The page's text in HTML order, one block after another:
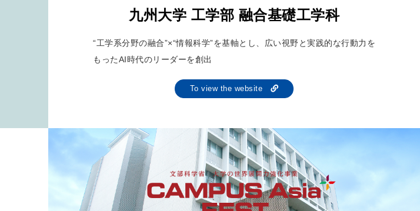
九州大学 工学部 融合基礎工学科
“工学系分野の融合”×“情報科学”を基軸とし、広い視野と実践的な行動力を
もったAI時代のリーダーを創出
To view the website